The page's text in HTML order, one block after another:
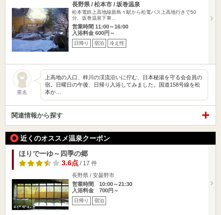
長野県 / 松本市 / 坂巻温泉
松本電鉄上高地線新島々駅から松電バス上高地行きで50
分、坂巻温泉下車…
営業時間 11:00～16:00
入浴料金 600円～
日帰り 宿泊 冷え性
匿名
上高地の入口、梓川の渓流沿いに佇む、日本秘湯を守る会会員の
宿。日曜日の午後、日帰り入浴してみました。国道158号線を松
本か…
関連情報から探す
近くのオススメ温泉クーポン
ほりでーゆ～四季の郷
3.6点/ 17 件
長野県 / 安曇野市
営業時間 10:00～21:30
入浴料金 700円～
日帰り 宿泊